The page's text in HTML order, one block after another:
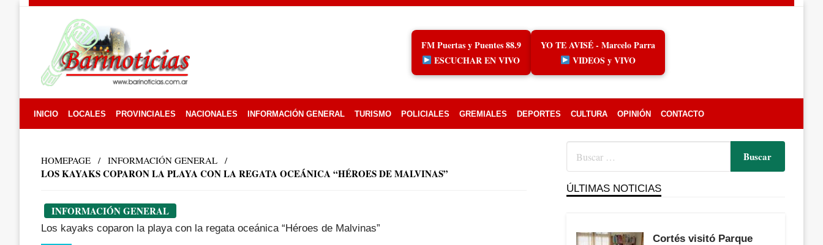
FM Puertas y Puentes 88.9
ESCUCHAR EN VIVO
YO TE AVISÉ - Marcelo Parra
VIDEOS y VIVO
INICIO LOCALES PROVINCIALES NACIONALES INFORMACIÓN GENERAL TURISMO POLICIALES GREMIALES DEPORTES CULTURA OPINIÓN CONTACTO
HOMEPAGE INFORMACIÓN GENERAL
LOS KAYAKS COPARON LA PLAYA CON LA REGATA OCEÁNICA “HÉROES DE MALVINAS”
INFORMACIÓN GENERAL
Los kayaks coparon la playa con la regata oceánica “Héroes de Malvinas”
ÚLTIMAS NOTICIAS
Cortés visitó Parque